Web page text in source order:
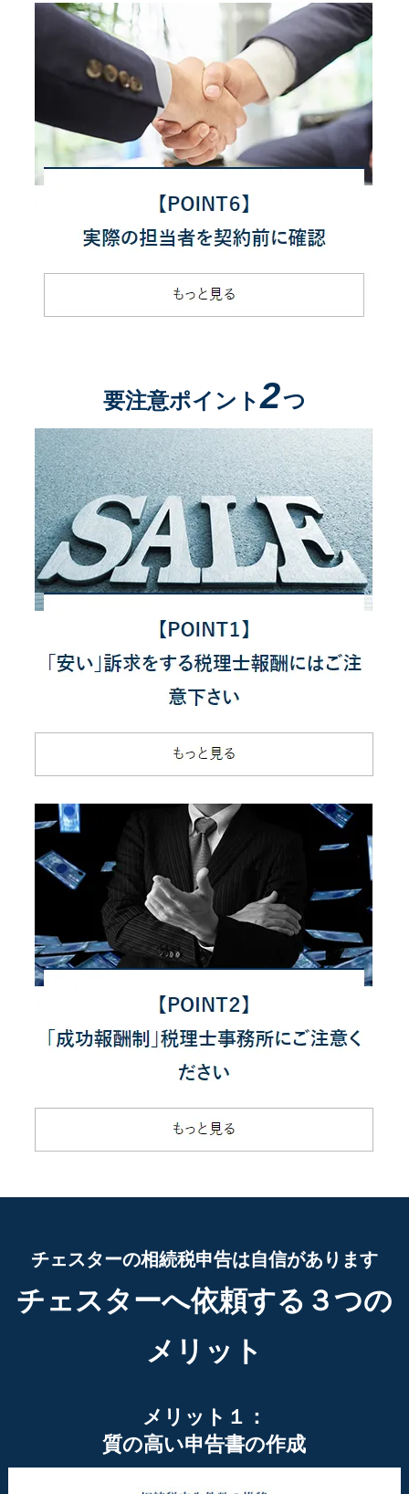
要注意ポイント2つ
チェスターの相続税申告は自信があります
チェスターへ依頼する３つの
メリット
メリット１：
質の高い申告書の作成